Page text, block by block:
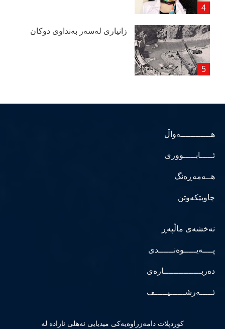
زانیاری لەسەر بەنداوی دوكان
هــــــــــــەواڵ
ئـــــابـــــووری
هــەمەڕەنگ
چاوپێکەوتن
نەخشەی ماڵپەڕ
پــــەیـــــوەنــــــدی
دەربـــــــــــــــارەی
ئـــــەرشــــــیـــــف
كوردپلات دامەزراوەیەكی میدیایی ئەهلی ئازادە لە